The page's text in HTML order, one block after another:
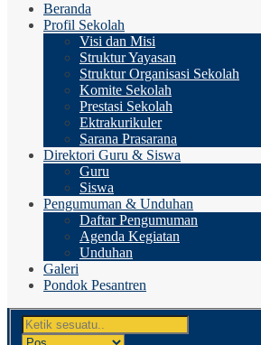
Beranda
Profil Sekolah
Visi dan Misi
Struktur Yayasan
Struktur Organisasi Sekolah
Komite Sekolah
Prestasi Sekolah
Ektrakurikuler
Sarana Prasarana
Direktori Guru & Siswa
Guru
Siswa
Pengumuman & Unduhan
Daftar Pengumuman
Agenda Kegiatan
Unduhan
Galeri
Pondok Pesantren